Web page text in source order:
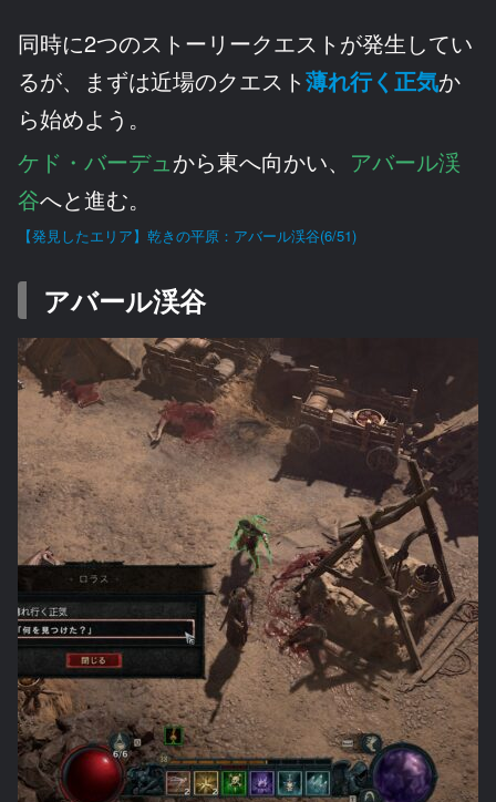
同時に2つのストーリークエストが発生してい
るが、まずは近場のクエスト薄れ行く正気か
ら始めよう。
ケド・バーデュ から東へ向かい、 アバール渓
谷へと進む。
【発見したエリア】乾きの平原：アバール渓谷(6/51)
アバール渓谷